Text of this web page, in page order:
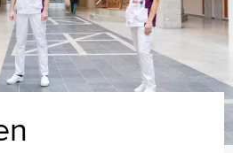
Wachttijden
Folders
Handige links